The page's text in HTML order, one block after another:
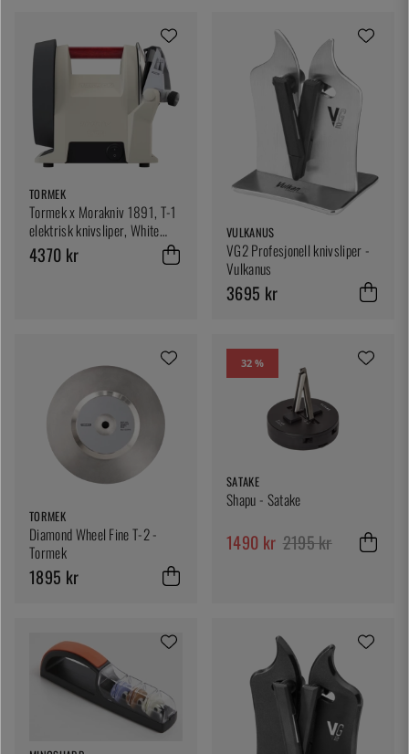
TORMEK
Tormek x Morakniv 1891, T-1
elektrisk knivsliper, White
Linen
4370 kr
VULKANUS
VG2 Profesjonell knivsliper -
Vulkanus
3695 kr
TORMEK
Diamond Wheel Fine T-2 -
Tormek
1895 kr
32 %
SATAKE
Shapu - Satake
1490 kr 2195 kr